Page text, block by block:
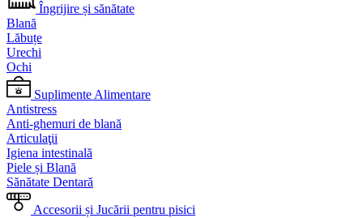
Îngrijire și sănătate
Blană
Lăbuțe
Urechi
Ochi
Suplimente Alimentare
Antistress
Anti-ghemuri de blană
Articulaţii
Igiena intestinală
Piele și Blană
Sănătate Dentară
Accesorii și Jucării pentru pisici